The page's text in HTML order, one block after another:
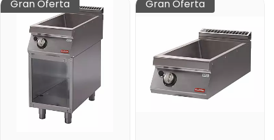
Gran Oferta Gran Oferta